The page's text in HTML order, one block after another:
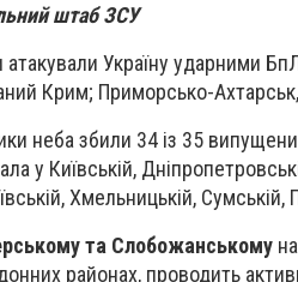
штаб ЗСУ
атакували Україну ударними
Крим; Приморсько-
неба збили 34 із 35
у Київській,
Хмельницькій, Сумській,
та Слобожанському
районах, проводить